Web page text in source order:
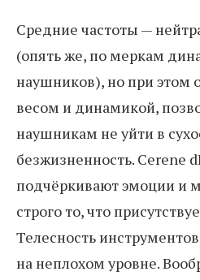
Средние частоты —
(опять же, по меркам
наушников), но при этом
весом и динамикой,
наушникам не уйти в
безжизненность. Cerene
подчёркивают эмоции и
строго то, что
Телесность
на неплохом уровне.